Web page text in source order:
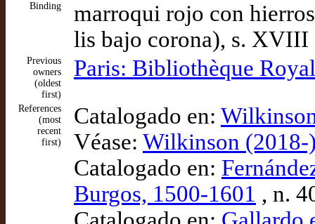
Binding
marroqui rojo con
lis bajo corona), s. XVIII
Previous
owners
(oldest
first)
Paris: Bibliothèque
References
(most
recent
first)
Catalogado en:
Véase: Wilkinson (2018-
Catalogado en:
Burgos, 1500-1601 , n.